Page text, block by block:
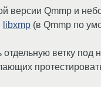
версии Qmmp и
libxmp (в Qmmp по
ветку под